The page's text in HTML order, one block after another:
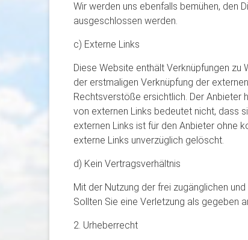
Wir werden uns ebenfalls bemühen, den
ausgeschlossen werden.
c) Externe Links
Diese Website enthält Verknüpfungen zu
der erstmaligen Verknüpfung der
Rechtsverstöße ersichtlich. Der Anbieter
von externen Links bedeutet nicht, dass
externen Links ist für den Anbieter ohne
externe Links unverzüglich gelöscht.
d) Kein Vertragsverhältnis
Mit der Nutzung der frei zugänglichen
Sollten Sie eine Verletzung als gegeben
2. Urheberrecht